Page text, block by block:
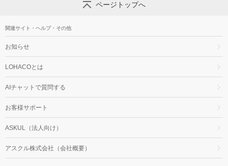
ページトップへ
関連サイト・ヘルプ・その他
お知らせ
LOHACOとは
AIチャットで質問する
お客様サポート
ASKUL（法人向け）
アスクル株式会社（会社概要）